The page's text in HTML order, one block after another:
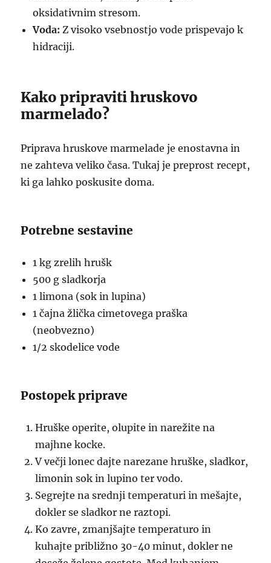
oksidativnim stresom.
Voda: Z visoko vsebnostjo vode prispevajo k
hidraciji.
Kako pripraviti hruskovo
marmelado?
Priprava hruskove marmelade je enostavna in
ne zahteva veliko časa. Tukaj je preprost recept,
ki ga lahko poskusite doma.
Potrebne sestavine
1 kg zrelih hrušk
500 g sladkorja
1 limona (sok in lupina)
1 čajna žlička cimetovega praška
(neobvezno)
1/2 skodelice vode
Postopek priprave
Hruške operite, olupite in narežite na
majhne kocke.
V večji lonec dajte narezane hruške, sladkor,
limonin sok in lupino ter vodo.
Segrejte na srednji temperaturi in mešajte,
dokler se sladkor ne raztopi.
Ko zavre, zmanjšajte temperaturo in
kuhajte približno 30-40 minut, dokler ne